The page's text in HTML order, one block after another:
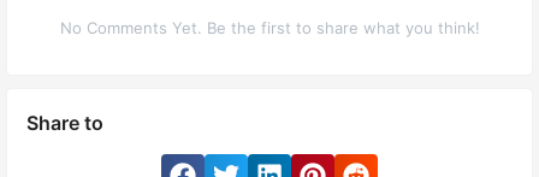
No Comments Yet. Be the first to share what you think!
Share to